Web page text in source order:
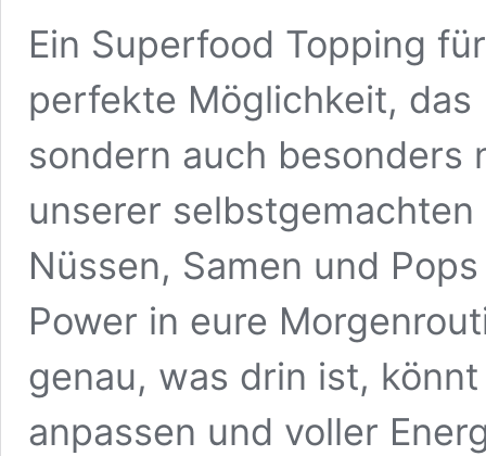
Ein Superfood Topping
perfekte Möglichkeit,
sondern auch
unserer
Nüssen, Samen und
Power in eure
genau, was drin ist,
anpassen und voller